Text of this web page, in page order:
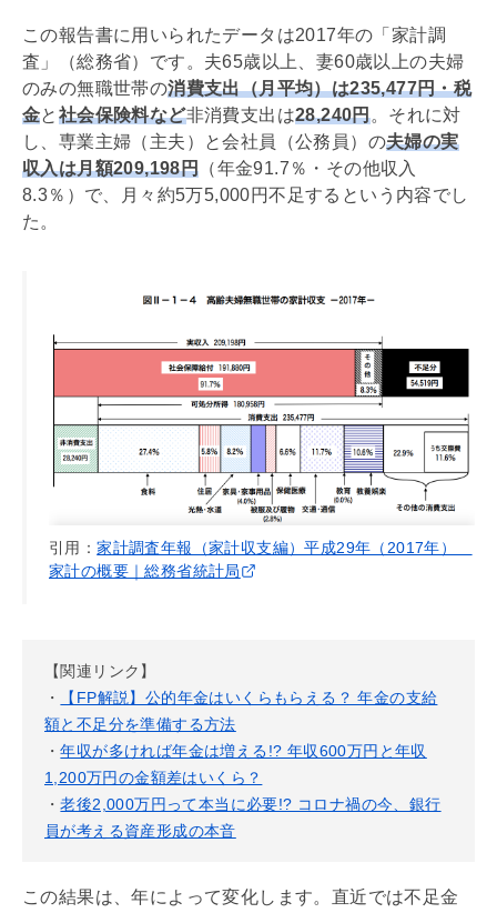
この報告書に用いられたデータは2017年の「家計調
査」（総務省）です。夫65歳以上、妻60歳以上の夫婦
のみの無職世帯の消費支出（月平均）は235,477円・税
金と 社会保険料など非消費支出は28,240円。それに対
し、専業主婦（主夫）と会社員（公務員）の夫婦の実
収入は月額209,198円 （年金91.7％・その他収入
8.3％）で、月々約5万5,000円不足するという内容でし
た。
引用：家計調査年報（家計収支編）平成29年（2017年）
家計の概要｜総務省統計局
【関連リンク】
・
【FP解説】公的年金はいくらもらえる？ 年金の支給
額と不足分を準備する方法
・年収が多ければ年金は増える!? 年収600万円と年収
1,200万円の金額差はいくら？
・老後2,000万円って本当に必要!? コロナ禍の今、銀行
員が考える資産形成の本音
この結果は、年によって変化します。直近では不足金